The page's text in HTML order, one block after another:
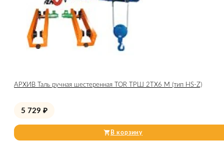
АРХИВ Таль ручная шестеренная TOR ТРШ 2ТХ6 М (тип HS-Z)
5 729 ₽
В корзину